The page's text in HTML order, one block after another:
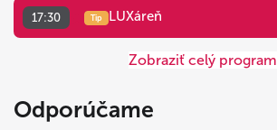
17:30 Tip LUXáreň
Zobraziť celý program
Odporúčame